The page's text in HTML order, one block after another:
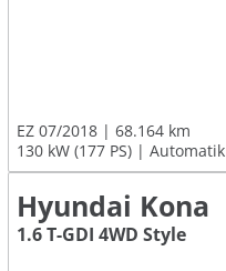
EZ 07/2018
68.164 km
130 kW (177 PS)
Automatik
Hyundai Kona
1.6 T-GDI 4WD Style